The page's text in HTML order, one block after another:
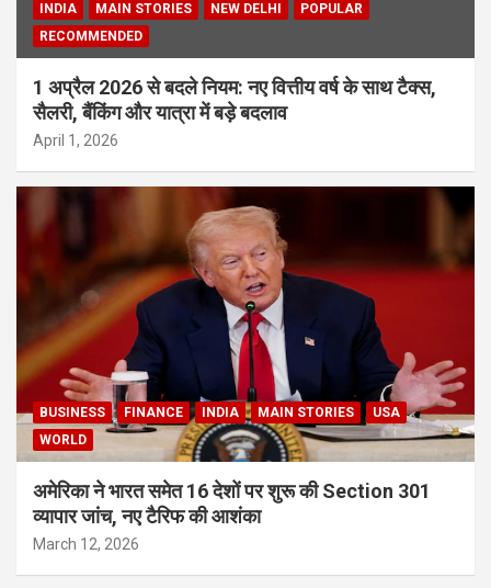
INDIA
MAIN STORIES NEW DELHI
POPULAR
RECOMMENDED
1 अप्रैल 2026 से बदले नियम: नए वित्तीय वर्ष के साथ टैक्स,
सैलरी, बैंकिंग और यात्रा में बड़े बदलाव
April 1, 2026
BUSINESS FINANCE INDIA MAIN STORIES
USA
WORLD
अमेरिका ने भारत समेत 16 देशों पर शुरू की Section 301
व्यापार जांच, नए टैरिफ की आशंका
March 12, 2026